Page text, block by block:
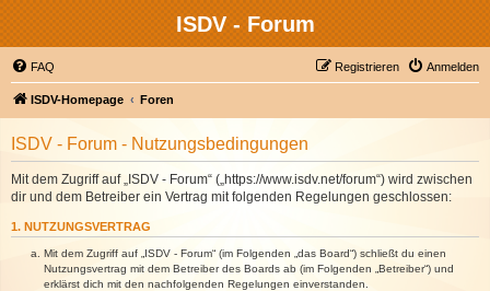
ISDV - Forum
FAQ Anmelden
Registrieren
ISDV-Homepage Foren
ISDV - Forum - Nutzungsbedingungen
Mit dem Zugriff auf „ISDV - Forum“ („https://www.isdv.net/forum“) wird zwischen
dir und dem Betreiber ein Vertrag mit folgenden Regelungen geschlossen:
1. NUTZUNGSVERTRAG
Mit dem Zugriff auf „ISDV - Forum“ (im Folgenden „das Board“) schließt du einen
Nutzungsvertrag mit dem Betreiber des Boards ab (im Folgenden „Betreiber“) und
erklärst dich mit den nachfolgenden Regelungen einverstanden.